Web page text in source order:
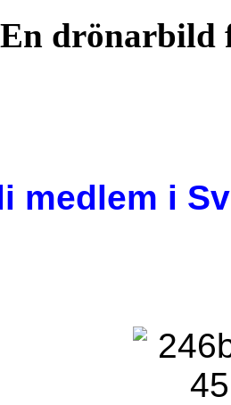
En drönarbild
medlem i